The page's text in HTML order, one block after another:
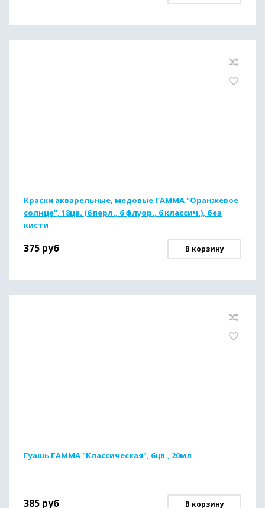
Краски акварельные, медовые ГАММА "Оранжевое
солнце", 18цв. (6 перл., 6 флуор., 6 классич.), без
кисти
375 руб В корзину
Гуашь ГАММА "Классическая", 6цв., 20мл
385 руб В корзину